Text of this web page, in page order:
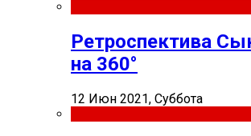
Ретроспектива
на 360°
12 Июн 2021, Суббота